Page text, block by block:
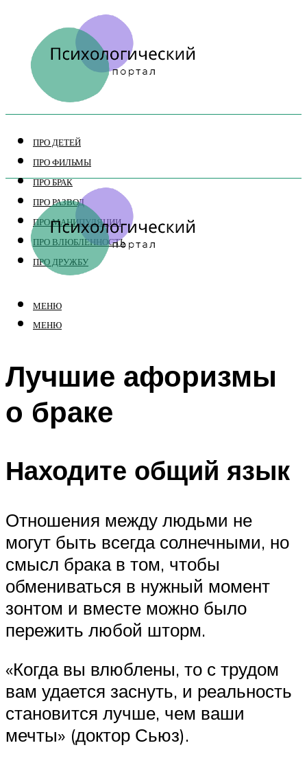
ПРО ДЕТЕЙ
ПРО ФИЛЬМЫ
ПРО БРАК
ПРО РАЗВОД
ПРО МАНИПУЛЯЦИИ
ПРО ВЛЮБЛЕННОСТЬ
ПРО ДРУЖБУ
МЕНЮ
МЕНЮ
Лучшие афоризмы
о браке
Находите общий язык
Отношения между людьми не
могут быть всегда солнечными, но
смысл брака в том, чтобы
обмениваться в нужный момент
зонтом и вместе можно было
пережить любой шторм.
«Когда вы влюблены, то с трудом
вам удается заснуть, и реальность
становится лучше, чем ваши
мечты» (доктор Сьюз).